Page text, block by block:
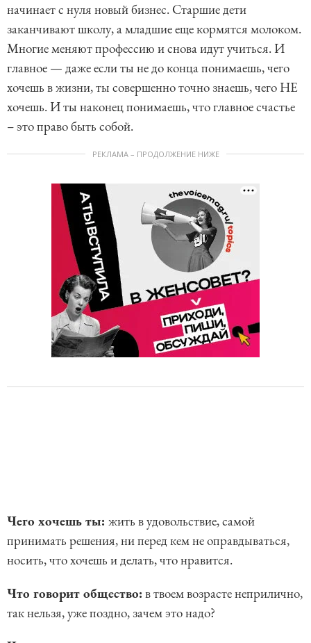
начинает с нуля новый бизнес. Старшие дети
заканчивают школу, а младшие еще кормятся молоком.
Многие меняют профессию и снова идут учиться. И
главное — даже если ты не до конца понимаешь, чего
хочешь в жизни, ты совершенно точно знаешь, чего НЕ
хочешь. И ты наконец понимаешь, что главное счастье
– это право быть собой.
РЕКЛАМА – ПРОДОЛЖЕНИЕ НИЖЕ
Чего хочешь ты: жить в удовольствие, самой
принимать решения, ни перед кем не оправдываться,
носить, что хочешь и делать, что нравится.
Что говорит общество: в твоем возрасте неприлично,
так нельзя, уже поздно, зачем это надо?